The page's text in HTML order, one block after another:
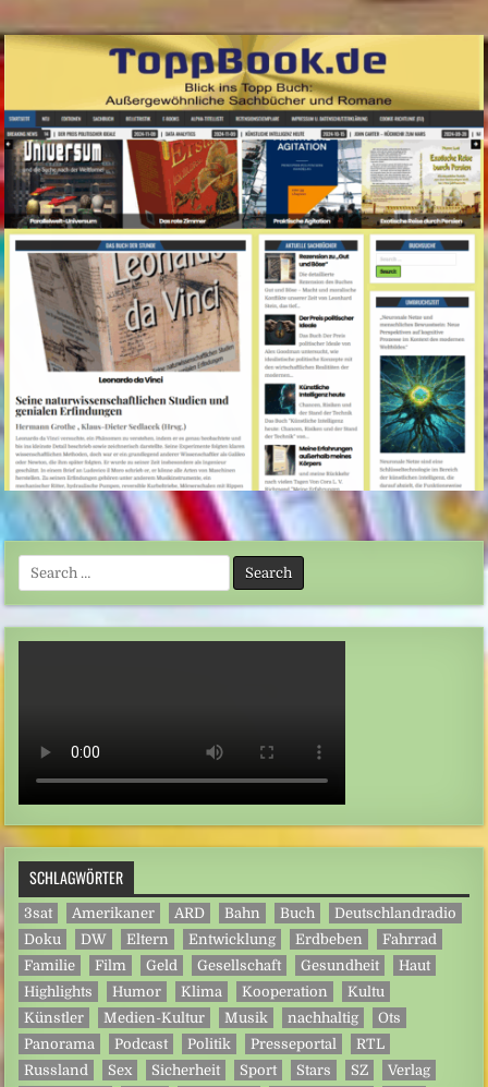
Search
for:
SCHLAGWÖRTER
3sat Amerikaner ARD Bahn Buch
Deutschlandradio
Doku
DW Eltern Entwicklung Erdbeben
Fahrrad
Familie
Film Geld Gesellschaft Gesundheit
Haut
Highlights
Humor Klima Kooperation
Kultu
Künstler
Medien-Kultur Musik nachhaltig
Ots
Panorama
Podcast Politik Presseportal
RTL
Russland
Sex Sicherheit Sport Stars SZ
Verlag